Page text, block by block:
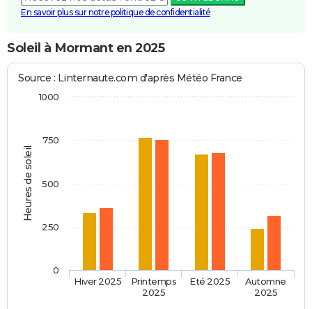
En savoir plus sur notre politique de confidentialité
Soleil à Mormant en 2025
Heures de soleil
Source : Linternaute.com d'après Météo France
Hiver 2025
Printemps
2025
Eté 2025
Automne
2025
0
1000
250
500
750